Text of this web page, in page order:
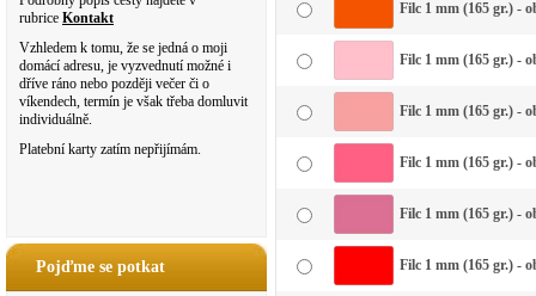
rubrice Kontakt
Vzhledem k tomu, že se jedná o moji
domácí adresu, je vyzvednutí možné i
dříve ráno nebo později večer či o
víkendech, termín je však třeba domluvit
individuálně.
Platební karty zatím nepřijímám.
Pojďme se potkat
Filc 1 mm (165 gr.) -
Filc 1 mm (165 gr.) -
Filc 1 mm (165 gr.) -
Filc 1 mm (165 gr.) -
Filc 1 mm (165 gr.) -
Filc 1 mm (165 gr.) -